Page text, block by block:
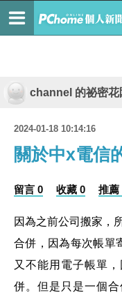
channel 的祕密花
2024-01-18 10:14:16
關於中x電信
留言 0 收藏 0 推薦
因為之前公司搬家，
合併，因為每次帳單
又不能用電子帳單
併。但是只是一個